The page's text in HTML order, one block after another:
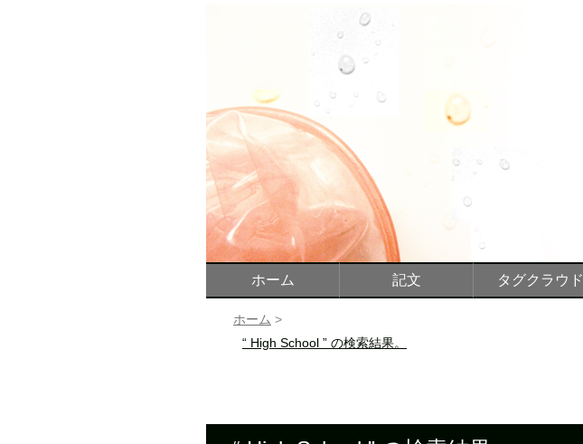
ホーム 記文 タグクラウド
ホーム >
“ High School ” の検索結果。